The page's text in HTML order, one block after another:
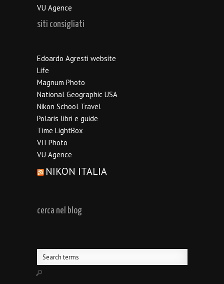
VU Agence
siti consigliati
Edoardo Agresti website
Life
Magnum Photo
National Geographic USA
Nikon School Travel
Polaris libri e guide
Time LightBox
VII Photo
VU Agence
NIKON ITALIA
cerca nel blog